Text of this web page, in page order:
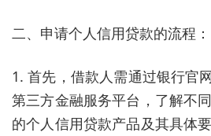
二、申请个人信用贷款的流程：
1. 首先，借款人需通过银行官
第三方金融服务平台，了解不
的个人信用贷款产品及其具体